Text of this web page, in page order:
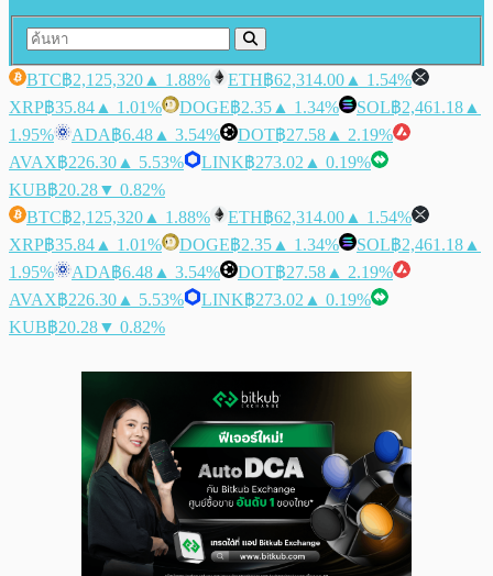
BTC฿2,125,320 ▲ 1.88% ETH฿62,314.00 ▲ 1.54%
XRP฿35.84 ▲ 1.01% DOGE฿2.35 ▲ 1.34% SOL฿2,461.18 ▲
1.95%
ADA฿6.48 ▲ 3.54% DOT฿27.58 ▲ 2.19%
AVAX฿226.30 ▲ 5.53% LINK฿273.02 ▲ 0.19%
KUB฿20.28▼ 0.82%
BTC฿2,125,320 ▲ 1.88% ETH฿62,314.00 ▲ 1.54%
XRP฿35.84 ▲ 1.01% DOGE฿2.35 ▲ 1.34% SOL฿2,461.18 ▲
1.95%
ADA฿6.48 ▲ 3.54% DOT฿27.58 ▲ 2.19%
AVAX฿226.30 ▲ 5.53% LINK฿273.02 ▲ 0.19%
KUB฿20.28▼ 0.82%